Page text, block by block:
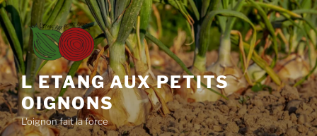
Aller
au
contenu
principal
L ETANG AUX PETITS
OIGNONS
L'oignon fait la force